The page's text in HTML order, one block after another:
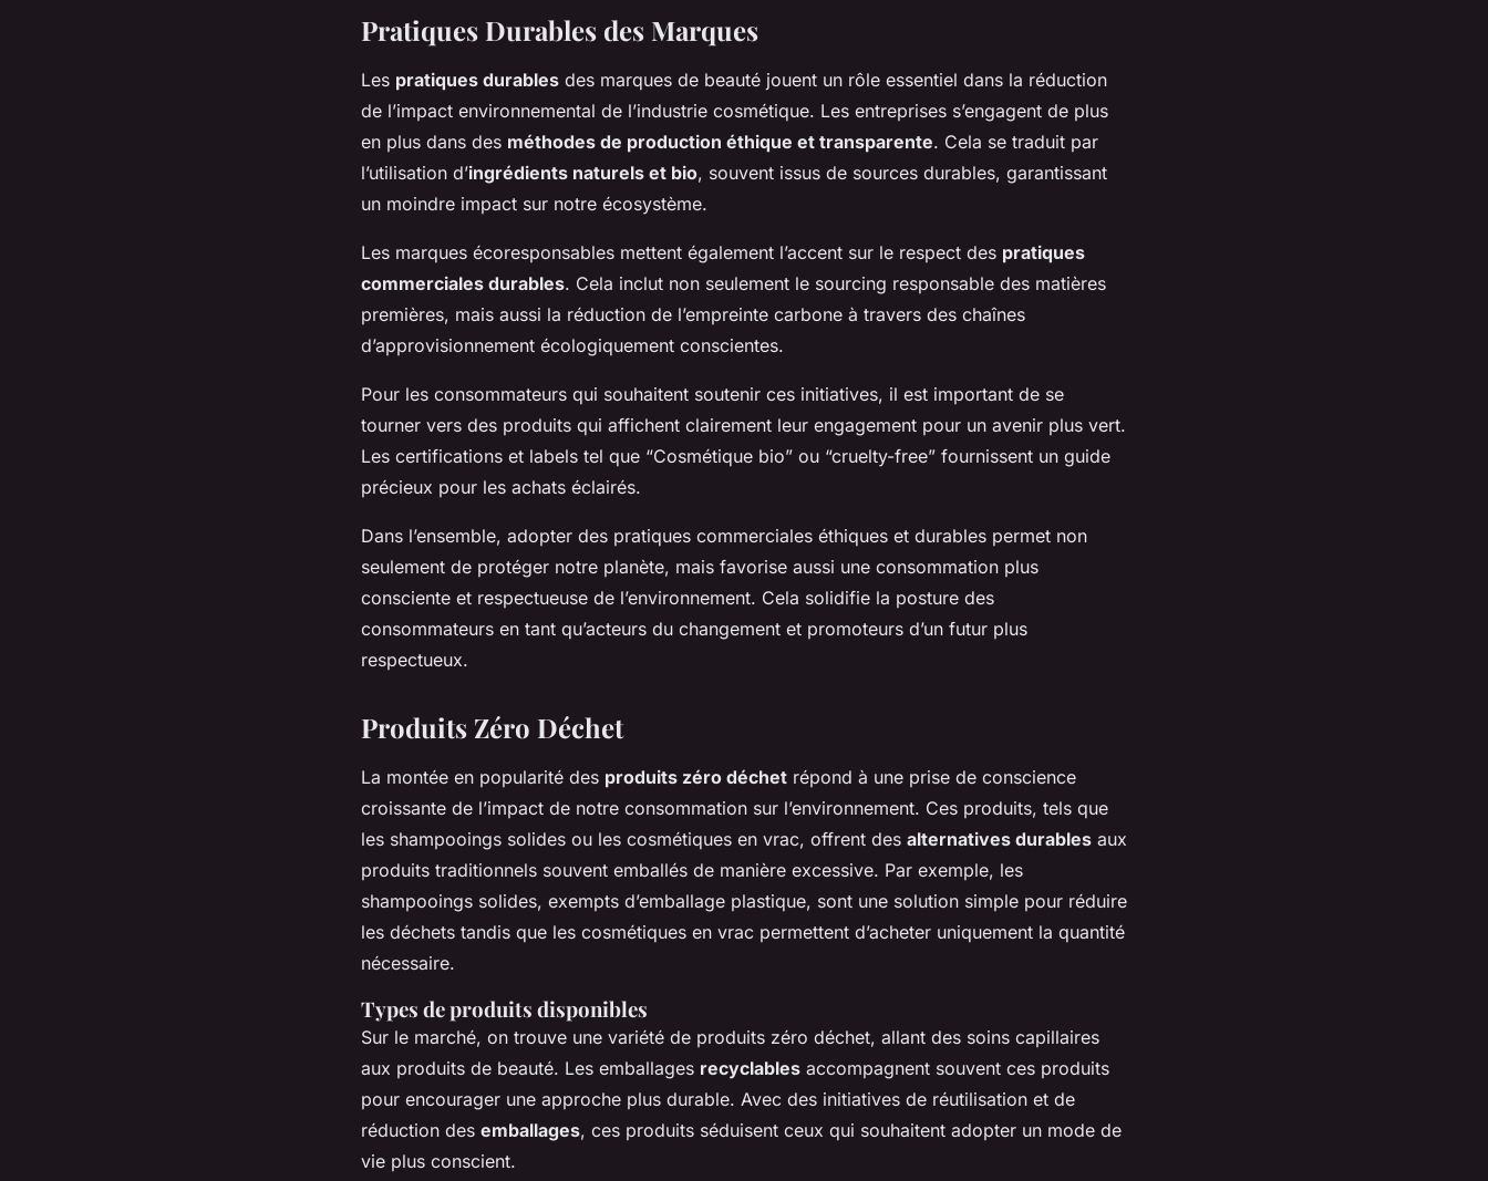
Pratiques Durables des Marques
Les pratiques durables des marques de beauté jouent un rôle essentiel dans la réduction
de l’impact environnemental de l’industrie cosmétique. Les entreprises s’engagent de plus
en plus dans des méthodes de production éthique et transparente. Cela se traduit par
l’utilisation d’ingrédients naturels et bio, souvent issus de sources durables, garantissant
un moindre impact sur notre écosystème.
Les marques écoresponsables mettent également l’accent sur le respect des pratiques
commerciales durables. Cela inclut non seulement le sourcing responsable des matières
premières, mais aussi la réduction de l’empreinte carbone à travers des chaînes
d’approvisionnement écologiquement conscientes.
Pour les consommateurs qui souhaitent soutenir ces initiatives, il est important de se
tourner vers des produits qui affichent clairement leur engagement pour un avenir plus vert.
Les certifications et labels tel que “Cosmétique bio” ou “cruelty-free” fournissent un guide
précieux pour les achats éclairés.
Dans l’ensemble, adopter des pratiques commerciales éthiques et durables permet non
seulement de protéger notre planète, mais favorise aussi une consommation plus
consciente et respectueuse de l’environnement. Cela solidifie la posture des
consommateurs en tant qu’acteurs du changement et promoteurs d’un futur plus
respectueux.
Produits Zéro Déchet
La montée en popularité des produits zéro déchet répond à une prise de conscience
croissante de l’impact de notre consommation sur l’environnement. Ces produits, tels que
les shampooings solides ou les cosmétiques en vrac, offrent des alternatives durables aux
produits traditionnels souvent emballés de manière excessive. Par exemple, les
shampooings solides, exempts d’emballage plastique, sont une solution simple pour réduire
les déchets tandis que les cosmétiques en vrac permettent d’acheter uniquement la quantité
nécessaire.
Types de produits disponibles
Sur le marché, on trouve une variété de produits zéro déchet, allant des soins capillaires
aux produits de beauté. Les emballages recyclables accompagnent souvent ces produits
pour encourager une approche plus durable. Avec des initiatives de réutilisation et de
réduction des emballages, ces produits séduisent ceux qui souhaitent adopter un mode de
vie plus conscient.